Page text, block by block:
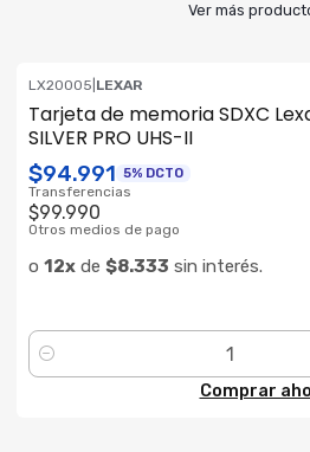
Ver más
LX20005 LEXAR
Tarjeta de memoria SDXC
SILVER PRO UHS-II
$94.991 5% DCTO
Transferencias
$99.990
Otros medios de pago
o 12xde $8.333 sin interés.
Cantidad
Comprar